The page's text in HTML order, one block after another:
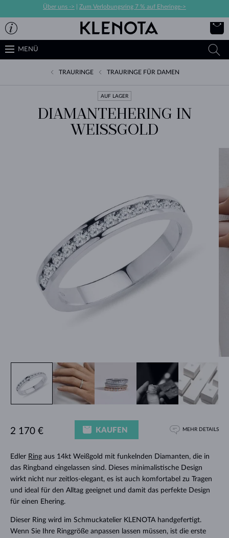
Über uns -> Zum Verlobungsring 7 % auf Eheringe->
MENÜ
TRAURINGE TRAURINGE FÜR DAMEN
AUF LAGER
DIAMANTEHERING IN
WEISSGOLD
Edler Ringaus 14kt Weißgold mit funkelnden Diamanten, die in
das Ringband eingelassen sind. Dieses minimalistische Design
wirkt nicht nur zeitlos-elegant, es ist auch komfortabel zu Tragen
und ideal für den Alltag geeignet und damit das perfekte Design
für einen Ehering.
Dieser Ring wird im Schmuckatelier KLENOTA handgefertigt.
Wenn Sie Ihre Ringgröße anpassen lassen müssen, ist die erste
2 170 € KAUFEN MEHR DETAILS